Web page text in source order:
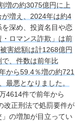
増の約3075億円に上
が増え、2024年は約4
深め、投資名目や恋
・ロマンス詐欺」は前
害総額は計1268億円
、件数は前年比
から59.4％増の約721
最悪となりました。
4614件で前年から
改正刑法で処罰要件が
の増加が目立ってい